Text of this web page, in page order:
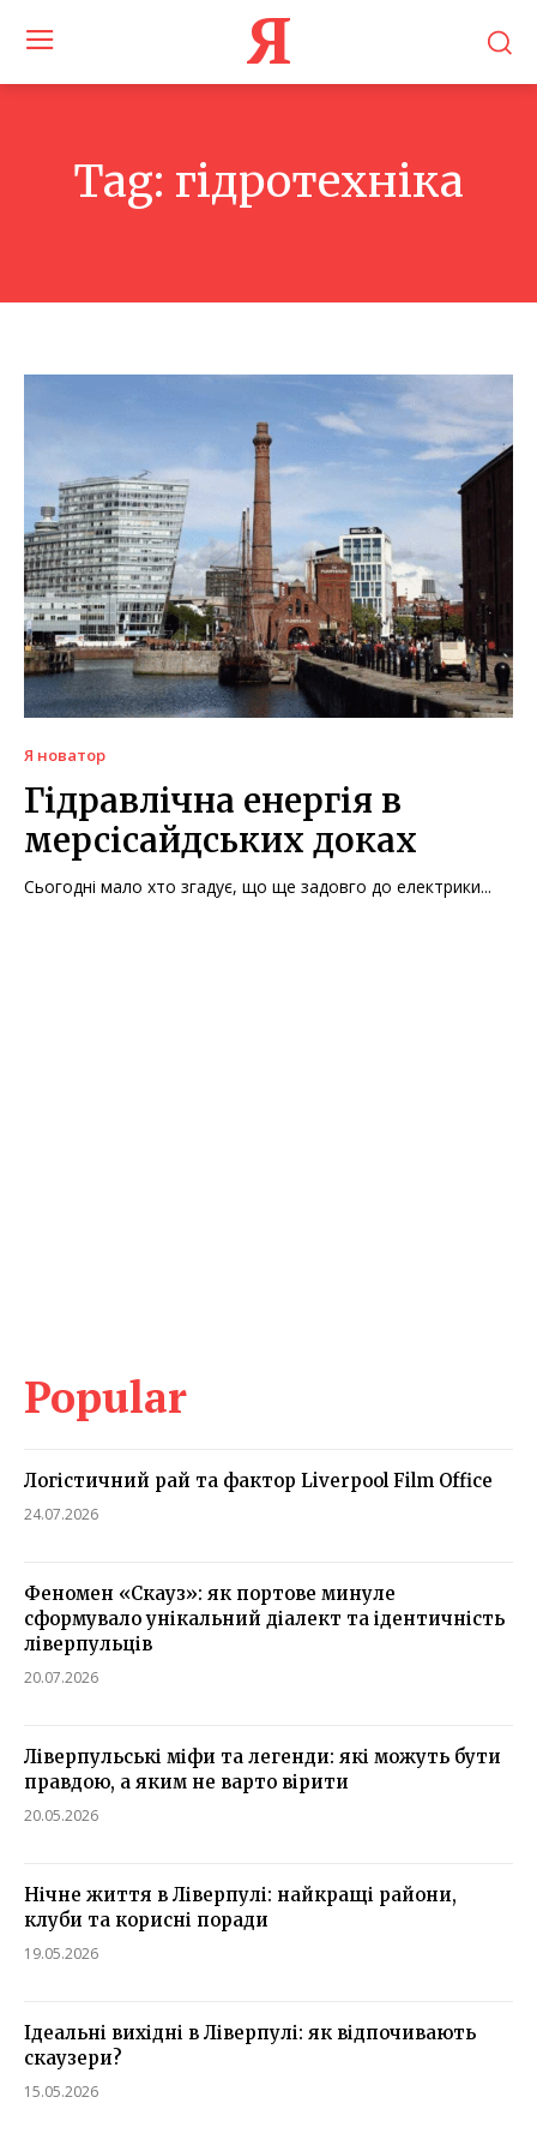
Я
Tag: гідротехніка
Я новатор
Гідравлічна енергія в
мерсісайдських доках
Сьогодні мало хто згадує, що ще задовго до електрики...
Popular
Логістичний рай та фактор Liverpool Film Office
24.07.2026
Феномен «Скауз»: як портове минуле
сформувало унікальний діалект та ідентичність
ліверпульців
20.07.2026
Ліверпульські міфи та легенди: які можуть бути
правдою, а яким не варто вірити
20.05.2026
Нічне життя в Ліверпулі: найкращі райони,
клуби та корисні поради
19.05.2026
Ідеальні вихідні в Ліверпулі: як відпочивають
скаузери?
15.05.2026